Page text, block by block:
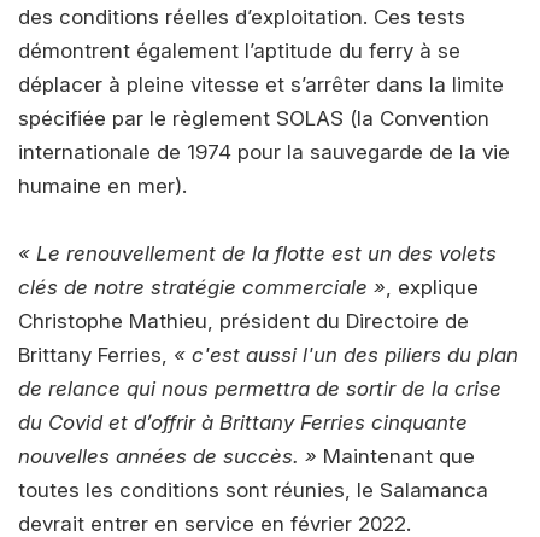
des conditions réelles d’exploitation. Ces tests
démontrent également l’aptitude du ferry à se
déplacer à pleine vitesse et s’arrêter dans la limite
spécifiée par le règlement SOLAS (la Convention
internationale de 1974 pour la sauvegarde de la vie
humaine en mer).
« Le renouvellement de la flotte est un des volets
clés de notre stratégie commerciale » , explique
Christophe Mathieu, président du Directoire de
Brittany Ferries, « c'est aussi l'un des piliers du plan
de relance qui nous permettra de sortir de la crise
du Covid et d’offrir à Brittany Ferries cinquante
nouvelles années de succès. » Maintenant que
toutes les conditions sont réunies, le Salamanca
devrait entrer en service en février 2022.